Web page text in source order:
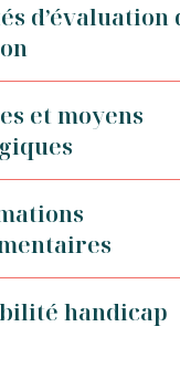
d’évaluation
et moyens
handicap